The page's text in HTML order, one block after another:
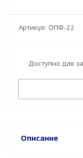
Артикул: ОПФ-22
Доступно для
Описание